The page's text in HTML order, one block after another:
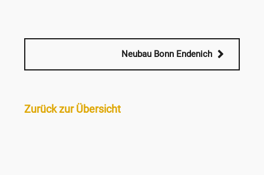
Neubau Bonn Endenich
Zurück zur Übersicht